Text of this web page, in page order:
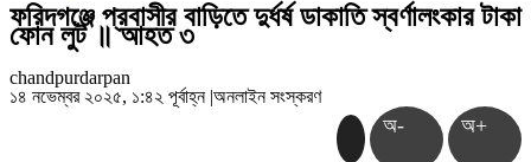
ফরিদগঞ্জে প্রবাসীর বাড়িতে দুর্ধর্ষ ডাকাতি স্বর্ণালংকার টাকা
ফোন লুট ॥ আহত ৩
chandpurdarpan
১৪ নভেম্বর ২০২৫, ১:৪২ পূর্বাহ্ন |অনলাইন সংস্করণ
অ- অ+